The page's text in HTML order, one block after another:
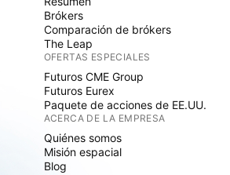
Brókers
Comparación de brókers
The Leap
OFERTAS ESPECIALES
Futuros CME Group
Futuros Eurex
Paquete de acciones de EE.UU.
ACERCA DE LA EMPRESA
Quiénes somos
Misión espacial
Blog